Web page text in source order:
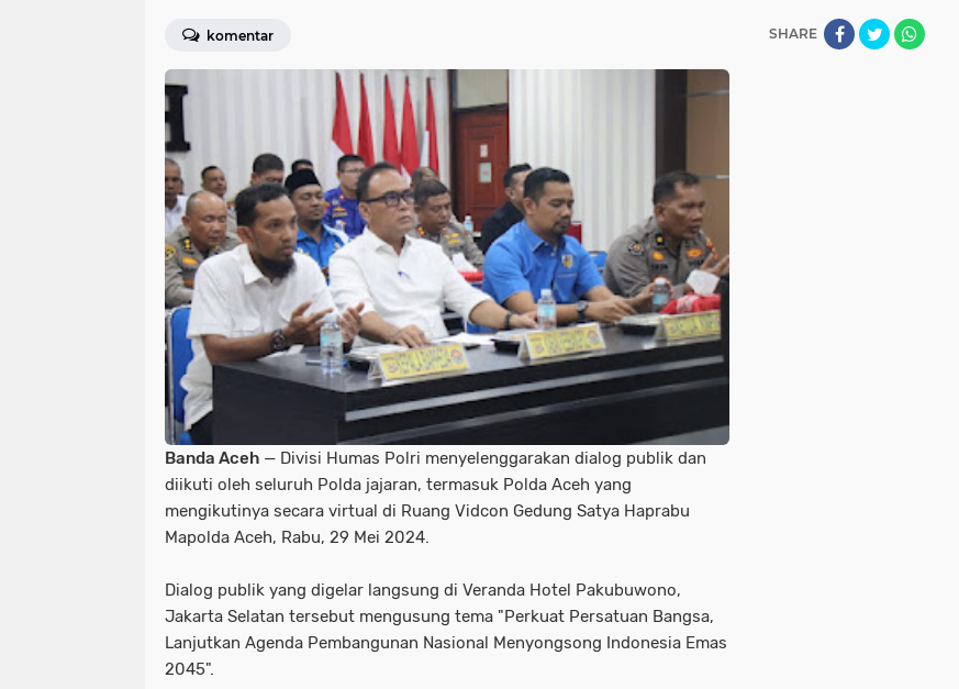
komentar SHARE
Banda Aceh — Divisi Humas Polri menyelenggarakan dialog publik dan
diikuti oleh seluruh Polda jajaran, termasuk Polda Aceh yang
mengikutinya secara virtual di Ruang Vidcon Gedung Satya Haprabu
Mapolda Aceh, Rabu, 29 Mei 2024.
Dialog publik yang digelar langsung di Veranda Hotel Pakubuwono,
Jakarta Selatan tersebut mengusung tema "Perkuat Persatuan Bangsa,
Lanjutkan Agenda Pembangunan Nasional Menyongsong Indonesia Emas
2045".